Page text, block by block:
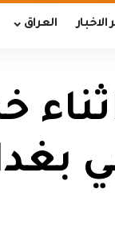
الاخبار العراق